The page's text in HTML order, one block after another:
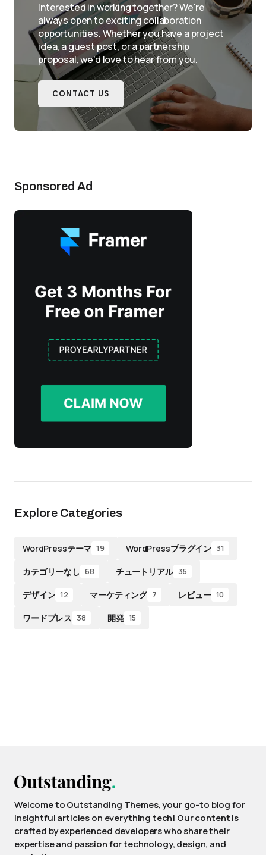
Interested in working together? We're
always open to exciting collaboration
opportunities. Whether you have a project
idea, a guest post, or a partnership
proposal, we'd love to hear from you.
CONTACT US
Sponsored Ad
Explore Categories
WordPressテーマ 19 WordPressプラグイン 31
カテゴリーなし 68 チュートリアル 35
デザイン 12 マーケティング 7 レビュー 10
ワードプレス 38 開発 15
Welcome to Outstanding Themes, your go-to blog for
insightful articles on everything tech! Our content is
crafted by experienced developers who share their
expertise and passion for technology, design, and